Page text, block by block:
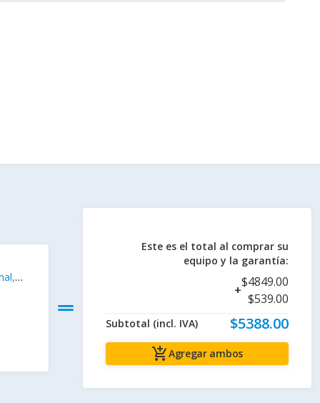
drag_handle
Este es el total al comprar su
equipo y la garantía:
+
$4849.00
$539.00
Subtotal (incl. IVA) $5388.00
add_shopping_cartAgregar ambos